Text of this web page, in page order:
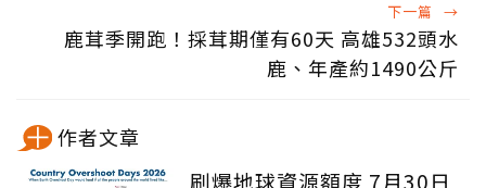
下一篇 →
鹿茸季開跑！採茸期僅有60天 高雄532頭水
鹿、年產約1490公斤
作者文章
刷爆地球資源額度 7月30日